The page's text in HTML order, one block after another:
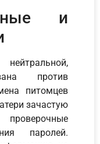
и
против
питомцев
зачастую
паролей.